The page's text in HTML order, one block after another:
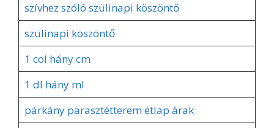
szívhez szóló szülinapi köszöntő
szülinapi köszöntő
1 col hány cm
1 dl hány ml
párkány parasztétterem étlap árak